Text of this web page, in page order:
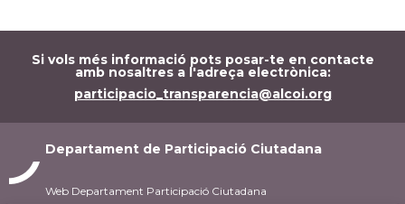
Si vols més informació pots posar-te en contacte
amb nosaltres a l'adreça electrònica:
participacio_transparencia@alcoi.org
Departament de Participació Ciutadana
Web Departament Participació Ciutadana